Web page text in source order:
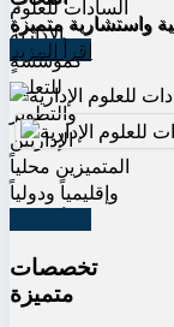
اقرأ المزيد
السادات للعلوم
الإدارية
كمؤسسةٍ
للتعليم
والتطوير
الإداريين
المتميزين محلياً
وإقليمياً ودولياً
تخصصات
متميزة